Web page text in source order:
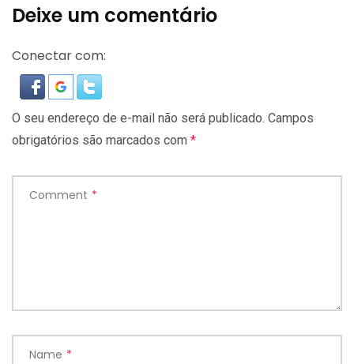
Deixe um comentário
Conectar com:
O seu endereço de e-mail não será publicado. Campos
obrigatórios são marcados com *
Comment *
Name *